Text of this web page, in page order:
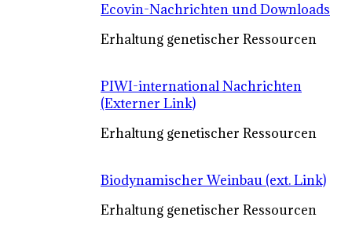
Ecovin-Nachrichten und Downloads
Erhaltung genetischer Ressourcen
PIWI-international Nachrichten
(Externer Link)
Erhaltung genetischer Ressourcen
Biodynamischer Weinbau (ext. Link)
Erhaltung genetischer Ressourcen